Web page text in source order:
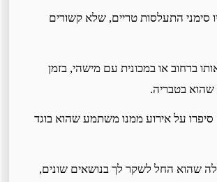
סימני התעלסות טריים, שלא קשורים
ברחוב או במכונית עם מישהי, בזמן
בטבריה.
סיפרו על אירוע ממנו משתמע שהוא בוגד
שהוא החל לשקר לך בנושאים שונים,